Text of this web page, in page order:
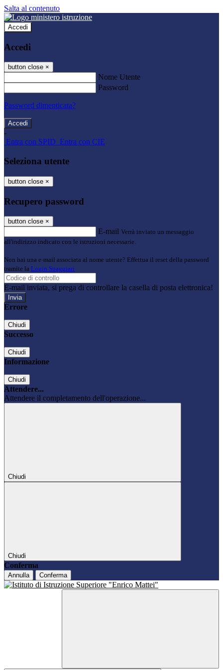
Salta al contenuto
Accedi
Accedi
button close ×
Nome Utente
Password
Password dimenticata?
-
Entra con SPID Entra con CIE
Seleziona utente
button close ×
Recupero password
button close ×
E-mail Verrà inviato un messaggio
all'indirizzo indicato con le istruzioni necessarie.
Non hai una e-mail associata al nome utente? Effettua il reset della password
tramite la Login Spaggiari
E-mail inviata, si prega di controllare la casella di posta elettronica!
Errore
Chiudi
Successo
Chiudi
Informazione
Chiudi
Attendere...
Attendere il completamento dell'operazione...
Chiudi
Chiudi
Conferma
Annulla Conferma